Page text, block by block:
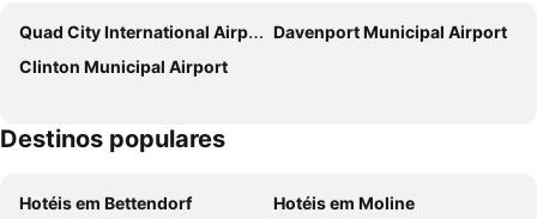
Quad City International Airport
Davenport Municipal Airport
Clinton Municipal Airport
Destinos populares
Hotéis em Bettendorf
Hotéis em Moline